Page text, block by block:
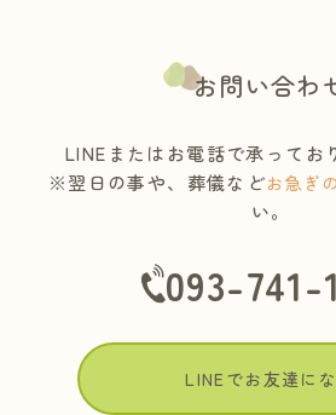
お問い合わ
LINEまたはお電話で承
※翌日の事や、葬儀などお急ぎ
い。
093-741-
LINEでお友達に